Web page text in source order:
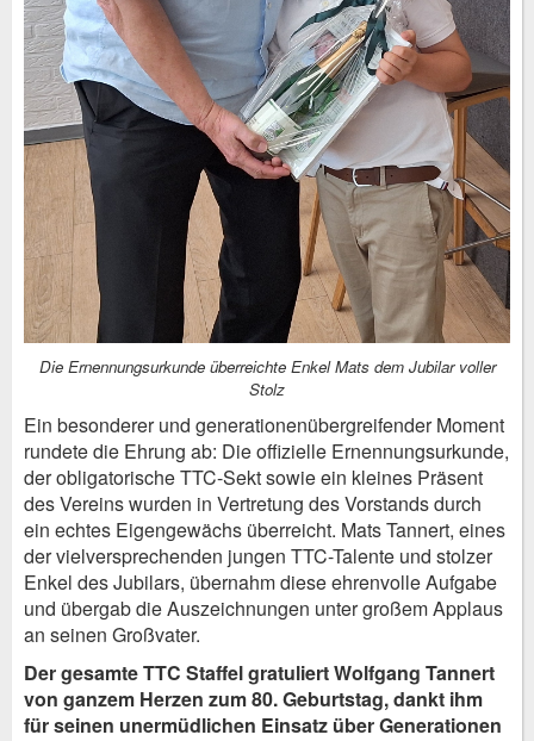
Die Ernennungsurkunde überreichte Enkel Mats dem Jubilar voller
Stolz
Ein besonderer und generationenübergreifender Moment
rundete die Ehrung ab: Die offizielle Ernennungsurkunde,
der obligatorische TTC-Sekt sowie ein kleines Präsent
des Vereins wurden in Vertretung des Vorstands durch
ein echtes Eigengewächs überreicht. Mats Tannert, eines
der vielversprechenden jungen TTC-Talente und stolzer
Enkel des Jubilars, übernahm diese ehrenvolle Aufgabe
und übergab die Auszeichnungen unter großem Applaus
an seinen Großvater.
Der gesamte TTC Staffel gratuliert Wolfgang Tannert
von ganzem Herzen zum 80. Geburtstag, dankt ihm
für seinen unermüdlichen Einsatz über Generationen